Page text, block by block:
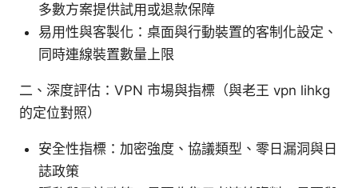
多數方案提供試用或退款保障
易用性與客製化：桌面與行動裝置的客制化設定、
同時連線裝置數量上限
二、深度評估：VPN 市場與指標（與老王 vpn lihkg
的定位對照）
安全性指標：加密強度、協議類型、零日漏洞與日
誌政策